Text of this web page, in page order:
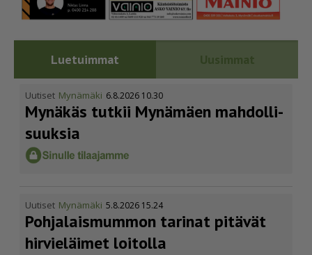
Luetuimmat Uusimmat
Uutiset Mynämäki 6.8.2026 10.30
Mynäkäs tutkii Mynämäen mahdol­li­
suuksia
Uutiset Mynämäki 5.8.2026 15.24
Pohja­lais­mummon tarinat pitävät
hirvieläimet loitolla